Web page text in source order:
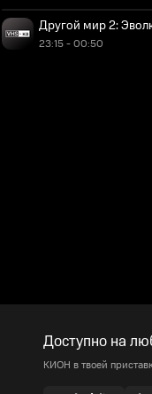
Другой мир 2:
23:15 - 00:50
Доступно на
КИОН в твоей